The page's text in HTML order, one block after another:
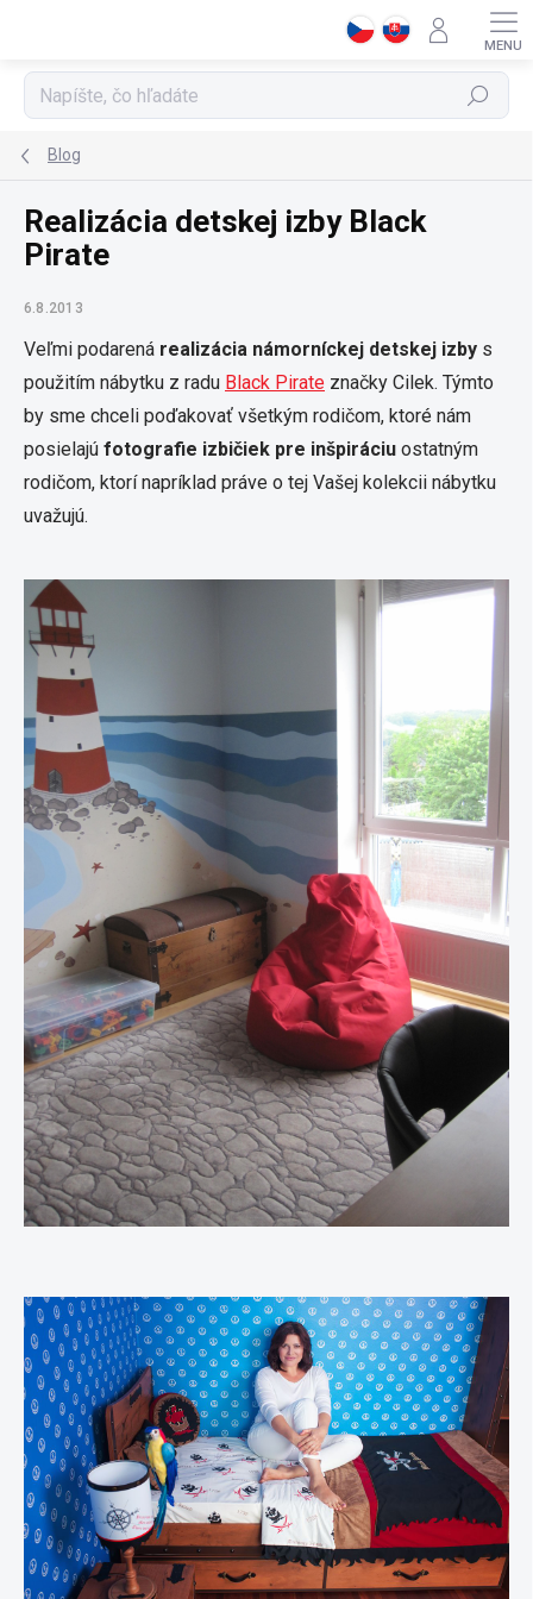
Hľadať
Blog
Realizácia detskej izby Black
Pirate
6.8.2013
Veľmi podarená realizácia námorníckej detskej izby s
použitím nábytku z radu Black Pirate značky Cilek. Týmto
by sme chceli poďakovať všetkým rodičom, ktoré nám
posielajú fotografie izbičiek pre inšpiráciu ostatným
rodičom, ktorí napríklad práve o tej Vašej kolekcii nábytku
uvažujú.